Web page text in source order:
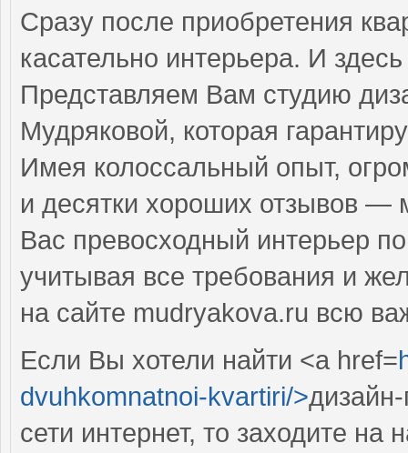
Сразу после приобретения
касательно интерьера. И
Представляем Вам студию
Мудряковой, которая
Имея колоссальный опыт,
и десятки хороших отзывов —
Вас превосходный интерьер
учитывая все требования и
на сайте mudryakova.ru всю
Если Вы хотели найти <a href=
dvuhkomnatnoi-kvartiri/>
сети интернет, то заходите